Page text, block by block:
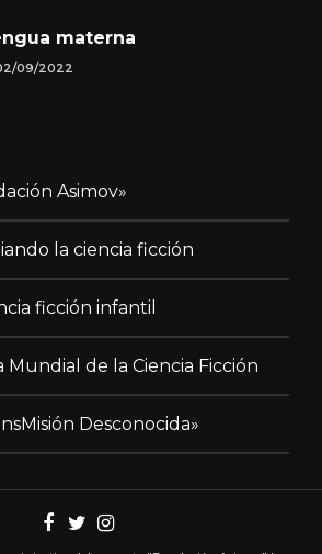
materna
09/2022
Asimov»
la ciencia ficción
ficción infantil
Mundial de la Ciencia Ficción
Desconocida»